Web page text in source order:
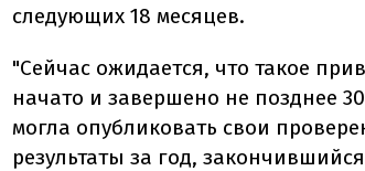
следующих 18 месяцев.
"Сейчас ожидается, что такое
начато и завершено не позднее
могла опубликовать свои
результаты за год,